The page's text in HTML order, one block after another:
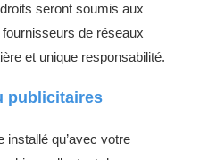
seront soumis aux
de réseaux
et unique responsabilité.
publicitaires
installé qu’avec votre